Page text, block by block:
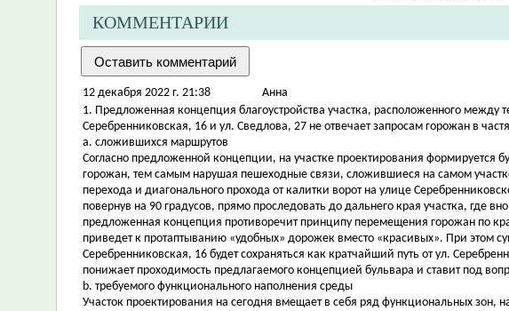
КОММЕНТАРИИ
12 декабря 2022 г. 21:38
Aнна
1. Предложенная концепция благоустройства участка, расположенного
Серебренниковская, 16 и ул. Сведлова, 27 не отвечает запросам горожан в
a. сложившихся маршрутов
Согласно предложенной концепции, на участке проектирования формируется
горожан, тем самым нарушая пешеходные связи, сложившиеся на самом
перехода и диагонального прохода от калитки ворот на улице
повернув на 90 градусов, прямо проследовать до дальнего края участка, где
предложенная концепция противоречит принципу перемещения горожан по
приведет к протаптыванию «удобных» дорожек вместо «красивых». При этом
Серебренниковская, 16 будет сохраняться как кратчайший путь от ул.
понижает проходимость предлагаемого концепцией бульвара и ставит под
b. требуемого функционального наполнения среды
Участок проектирования на сегодня вмещает в себя ряд функциональных